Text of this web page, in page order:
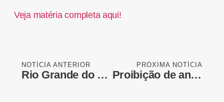
Veja matéria completa aqui!
NOTÍCIA ANTERIOR
Rio Grande do Sul registra caso de gripe aviária em criação de subsistência
PRÓXIMA NOTÍCIA
Proibição de antimicrobianos pode reduzir produtividade em até 7%